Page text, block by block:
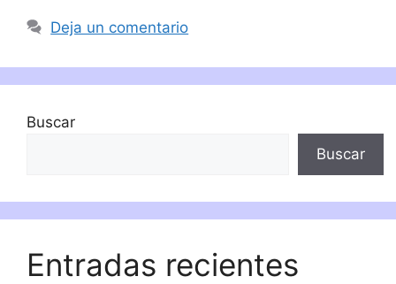
Deja un comentario
Buscar
Buscar
Entradas recientes